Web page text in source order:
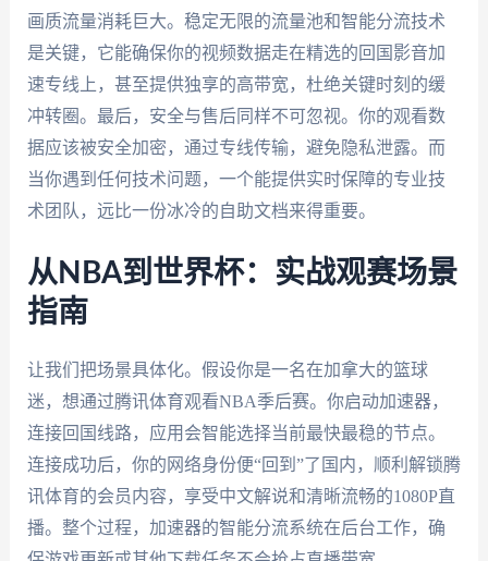
画质流量消耗巨大。稳定无限的流量池和智能分流技术
是关键，它能确保你的视频数据走在精选的回国影音加
速专线上，甚至提供独享的高带宽，杜绝关键时刻的缓
冲转圈。最后，安全与售后同样不可忽视。你的观看数
据应该被安全加密，通过专线传输，避免隐私泄露。而
当你遇到任何技术问题，一个能提供实时保障的专业技
术团队，远比一份冰冷的自助文档来得重要。
从NBA到世界杯：实战观赛场景
指南
让我们把场景具体化。假设你是一名在加拿大的篮球
迷，想通过腾讯体育观看NBA季后赛。你启动加速器，
连接回国线路，应用会智能选择当前最快最稳的节点。
连接成功后，你的网络身份便“回到”了国内，顺利解锁腾
讯体育的会员内容，享受中文解说和清晰流畅的1080P直
播。整个过程，加速器的智能分流系统在后台工作，确